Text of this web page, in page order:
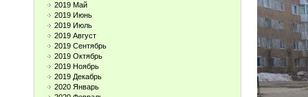
2019 Май
2019 Июнь
2019 Июль
2019 Август
2019 Сентябрь
2019 Октябрь
2019 Ноябрь
2019 Декабрь
2020 Январь